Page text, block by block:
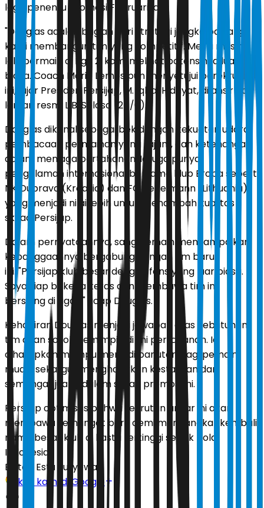
laga penentu promosi Februari lalu.
"Douglas adalah bagian dari strategi jangka panjang
kami membangun tim yang kompetitif. Meski musim
lalu bermain di Liga 2, kami melihat potensinya luar
biasa. Coach Mario Lemos pun menyetujui perekrutan
ini," ujar Presiden Persijap, M. Iqbal Hidayat, dilansir dari
laman resmi LIB, Selasa (24/6).
Douglas dikenal sebagai bek dengan kekuatan udara,
pembacaan permainan yang tajam, dan ketenangan
dalam menjaga pertahanan. Ia juga punya
pengalaman internasional bersama klub Eropa seperti
NK Dubrava (Kroasia) dan FC Hegelmann (Lithuania),
yang menjadi nilai lebih untuk menambah kualitas
skuad Persijap.
Dalam pernyataannya, sang pemain menyampaikan
kebanggaannya bergabung dengan tim baru
ini. "Persijap klub besar dengan fans yang luar biasa.
Saya siap bekerja keras dan membawa tim ini
bersaing di Liga 1," ucap Douglas.
Kehadiran Douglas menjadi jawaban atas kebutuhan
tim akan sosok pemimpin di lini pertahanan. Ia
diharapkan mampu menjadi panutan bagi pemain
muda, sekaligus menghadirkan kestabilan dan
semangat juang dalam skuad promosi ini.
Persijap optimistis bahwa rekrutan anyar ini akan
membawa semangat baru demi mengangkat kembali
nama besar klub di kasta tertinggi sepak bola
Indonesia.
Editor: Estu Suryowati
Ikuti kami di Google